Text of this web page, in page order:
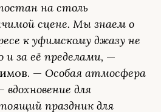
на столь
сцене. Мы знаем о
к уфимскому джазу не
и за её пределами, —
— Особая атмосфера
для
праздник для